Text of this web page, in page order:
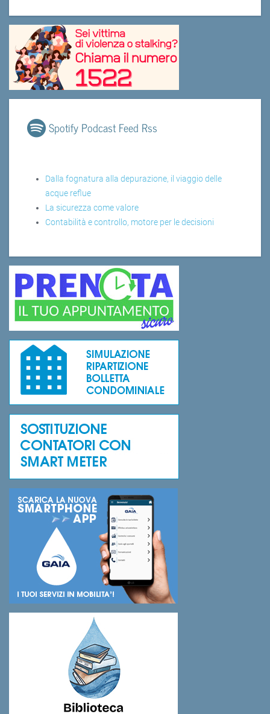
Spotify Podcast Feed Rss
Dalla fognatura alla depurazione, il viaggio delle
acque reflue
La sicurezza come valore
Contabilità e controllo, motore per le decisioni